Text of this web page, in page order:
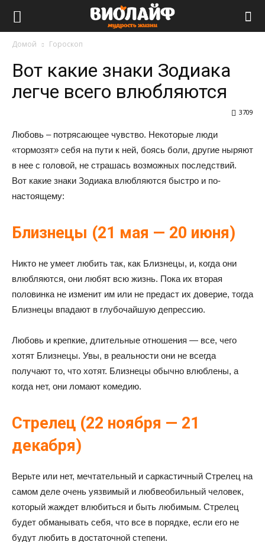
Домой Гороскоп
Вот какие знаки Зодиака
легче всего влюбляются
3709
Любовь – потрясающее чувство. Некоторые люди
«тормозят» себя на пути к ней, боясь боли, другие ныряют
в нее с головой, не страшась возможных последствий.
Вот какие знаки Зодиака влюбляются быстро и по-
настоящему:
Близнецы (21 мая — 20 июня)
Никто не умеет любить так, как Близнецы, и, когда они
влюбляются, они любят всю жизнь. Пока их вторая
половинка не изменит им или не предаст их доверие, тогда
Близнецы впадают в глубочайшую депрессию.
Любовь и крепкие, длительные отношения — все, чего
хотят Близнецы. Увы, в реальности они не всегда
получают то, что хотят. Близнецы обычно влюблены, а
когда нет, они ломают комедию.
Стрелец (22 ноября — 21
декабря)
Верьте или нет, мечтательный и саркастичный Стрелец на
самом деле очень уязвимый и любвеобильный человек,
который жаждет влюбиться и быть любимым. Стрелец
будет обманывать себя, что все в порядке, если его не
будут любить в достаточной степени.